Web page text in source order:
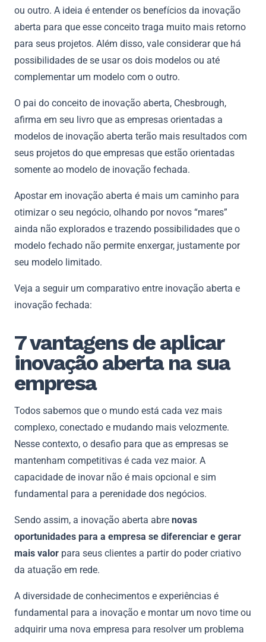
ou outro. A ideia é entender os benefícios da inovação
aberta para que esse conceito traga muito mais retorno
para seus projetos. Além disso, vale considerar que há
possibilidades de se usar os dois modelos ou até
complementar um modelo com o outro.
O pai do conceito de inovação aberta, Chesbrough,
afirma em seu livro que as empresas orientadas a
modelos de inovação aberta terão mais resultados com
seus projetos do que empresas que estão orientadas
somente ao modelo de inovação fechada.
Apostar em inovação aberta é mais um caminho para
otimizar o seu negócio, olhando por novos “mares”
ainda não explorados e trazendo possibilidades que o
modelo fechado não permite enxergar, justamente por
seu modelo limitado.
Veja a seguir um comparativo entre inovação aberta e
inovação fechada:
7 vantagens de aplicar
inovação aberta na sua
empresa
Todos sabemos que o mundo está cada vez mais
complexo, conectado e mudando mais velozmente.
Nesse contexto, o desafio para que as empresas se
mantenham competitivas é cada vez maior. A
capacidade de inovar não é mais opcional e sim
fundamental para a perenidade dos negócios.
Sendo assim, a inovação aberta abre novas
oportunidades para a empresa se diferenciar e gerar
mais valor para seus clientes a partir do poder criativo
da atuação em rede.
A diversidade de conhecimentos e experiências é
fundamental para a inovação e montar um novo time ou
adquirir uma nova empresa para resolver um problema